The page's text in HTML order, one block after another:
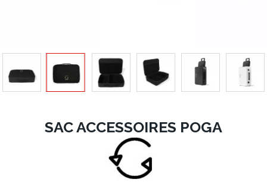
SAC ACCESSOIRES POGA